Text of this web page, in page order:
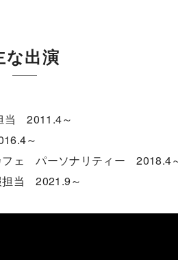
な出演
当 2011.4～
～
フェ パーソナリティー 2018.4
当 2021.9～